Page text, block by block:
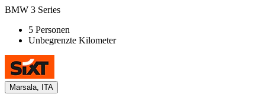
BMW 3 Series
5 Personen
Unbegrenzte Kilometer
Marsala, ITA